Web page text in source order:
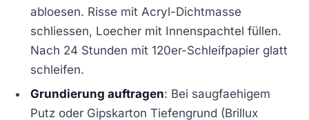
abloesen. Risse mit Acryl-Dichtmasse
schliessen, Loecher mit Innenspachtel füllen.
Nach 24 Stunden mit 120er-Schleifpapier glatt
schleifen.
Grundierung auftragen: Bei saugfaehigem
Putz oder Gipskarton Tiefengrund (Brillux